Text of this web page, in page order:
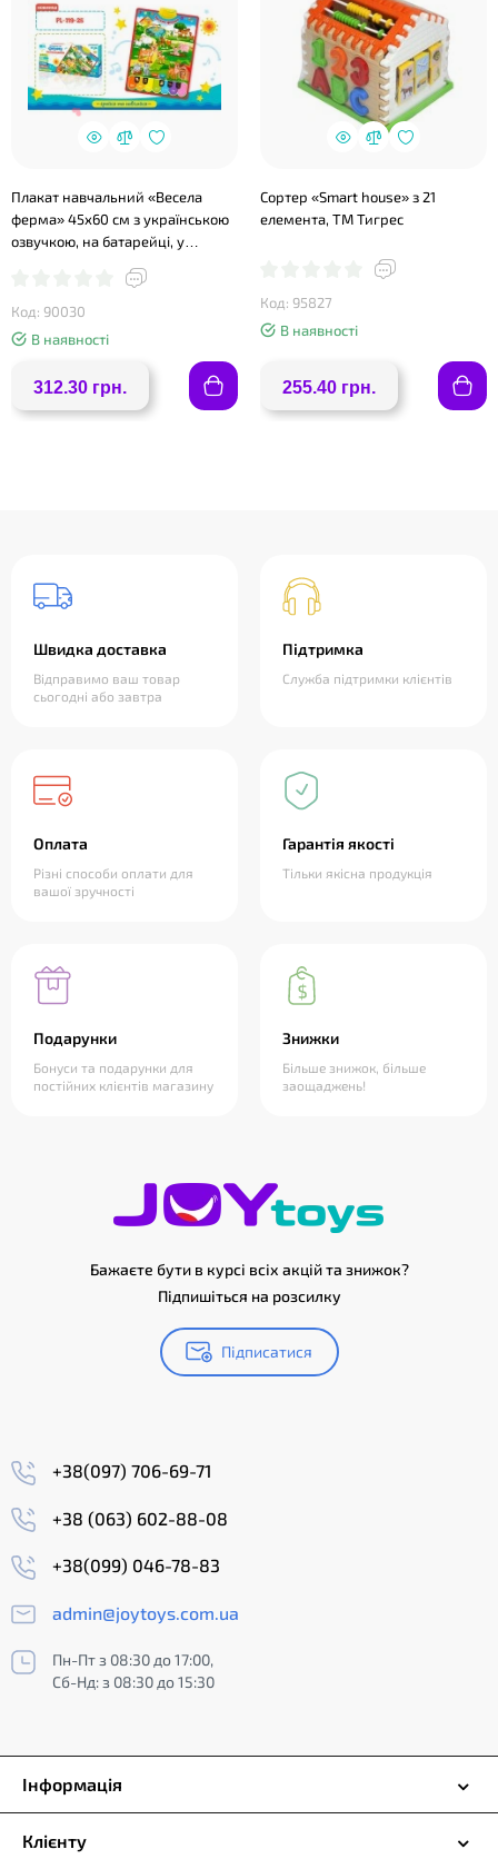
Плакат навчальний «Весела
ферма» 45х60 см з українською
озвучкою, на батарейці, у
Код: 90030
В наявності
312.30 грн.
Сортер «Smart house» з 21
елемента, ТМ Тигрес
Код: 95827
В наявності
255.40 грн.
Швидка доставка
Відправимо ваш товар
сьогодні або завтра
Підтримка
Служба підтримки клієнтів
Оплата
Різні способи оплати для
вашої зручності
Гарантія якості
Тільки якісна продукція
Подарунки
Бонуси та подарунки для
постійних клієнтів магазину
Знижки
Більше знижок, більше
заощаджень!
Бажаєте бути в курсі всіх акцій та знижок?
Підпишіться на розсилку
Підписатися
+38(097) 706-69-71
+38 (063) 602-88-08
+38(099) 046-78-83
admin@joytoys.com.ua
Пн-Пт з 08:30 до 17:00,
Сб-Нд: з 08:30 до 15:30
Інформація
Клієнту